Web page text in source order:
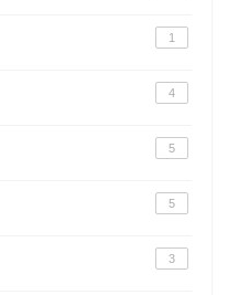
1
4
5
5
3